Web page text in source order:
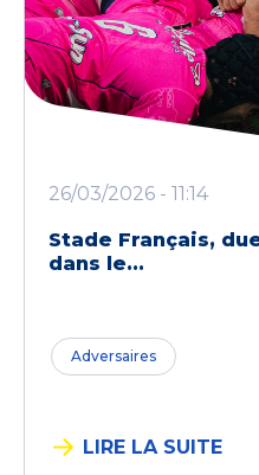
26/03/2026 - 11:14
Stade Français,
dans le...
Adversaires
LIRE LA SUITE